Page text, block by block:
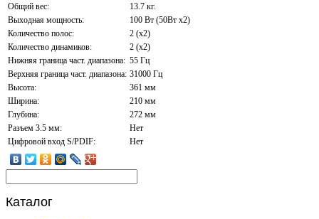
Общий вес:
13.7 кг.
Выходная мощность:
100 Вт (50Вт x2)
Количество полос:
2 (x2)
Количество динамиков:
2 (x2)
Нижняя граница част. диапазона: 55 Гц
Верхняя граница част. диапазона: 31000 Гц
Высота:
361 мм
Ширина:
210 мм
Глубина:
272 мм
Разъем 3.5 мм:
Нет
Цифровой вход S/PDIF:
Нет
Каталог